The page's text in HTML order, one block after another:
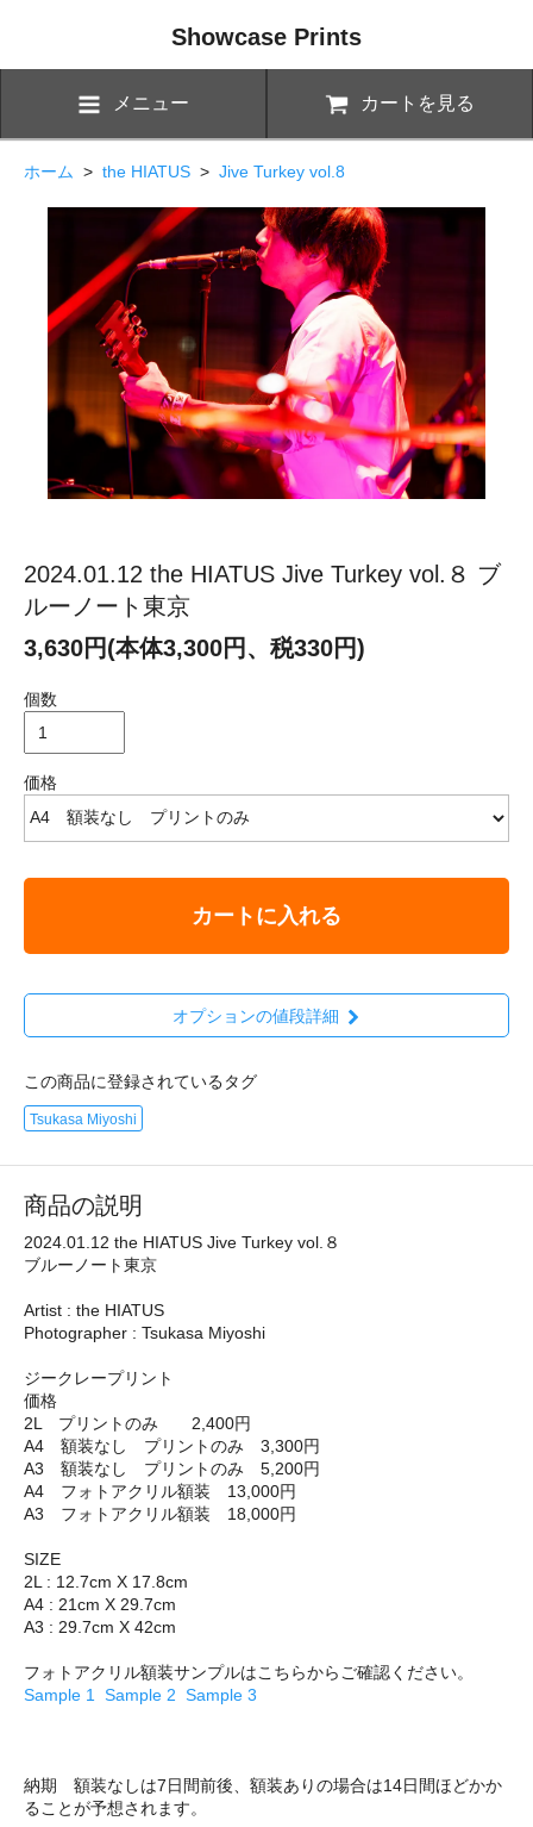
Showcase Prints
メニュー カートを見る
ホーム > the HIATUS > Jive Turkey vol.8
2024.01.12 the HIATUS Jive Turkey vol.８ ブ
ルーノート東京
3,630円(本体3,300円、税330円)
個数
価格
カートに入れる
オプションの値段詳細
この商品に登録されているタグ
Tsukasa Miyoshi
商品の説明
2024.01.12 the HIATUS Jive Turkey vol.８
ブルーノート東京
Artist : the HIATUS
Photographer : Tsukasa Miyoshi
ジークレープリント
価格
2L プリントのみ 2,400円
A4 額装なし プリントのみ 3,300円
A3 額装なし プリントのみ 5,200円
A4 フォトアクリル額装 13,000円
A3 フォトアクリル額装 18,000円
SIZE
2L : 12.7cm X 17.8cm
A4 : 21cm X 29.7cm
A3 : 29.7cm X 42cm
フォトアクリル額装サンプルはこちらからご確認ください。
Sample 1
Sample 2 Sample 3
納期 額装なしは7日間前後、額装ありの場合は14日間ほどかか
ることが予想されます。